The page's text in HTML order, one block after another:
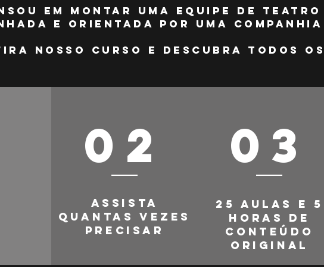
em montar uma equipe de
e orientada por uma
nosso curso e descubra todos
02
Assista
quantas vezes
precisar
03
​25 aulas e 5
horas de
conteúdo
original